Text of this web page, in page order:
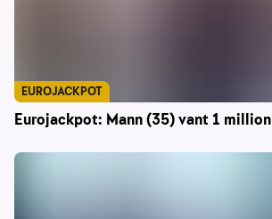
Eurojackpot: Mann (35) vant 1 million
EUROJACKPOT